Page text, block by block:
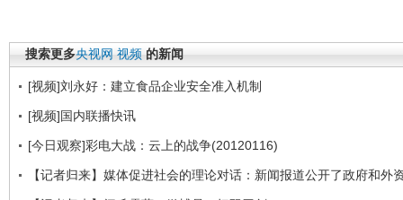
搜索更多央视网 视频 的新闻
[视频]刘永好：建立食品企业安全准入机制
[视频]国内联播快讯
[今日观察]彩电大战：云上的战争(20120116)
【记者归来】媒体促进社会的理论对话：新闻报道公开了政府和外